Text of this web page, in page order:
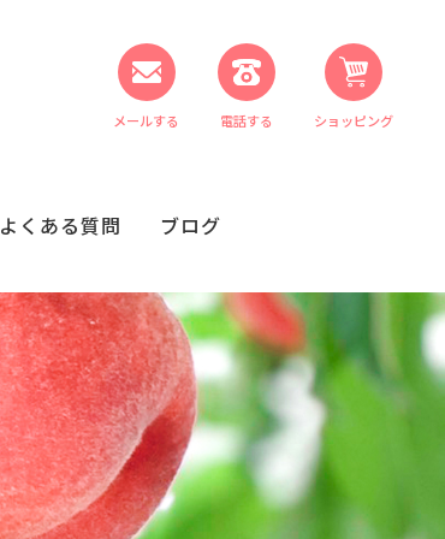
メールする 電話する ショッピング
よくある質問 ブログ